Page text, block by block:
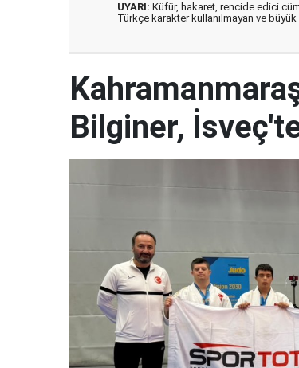
UYARI: Küfür, hakaret, rencide edici
Türkçe karakter kullanılmayan ve
Bilginer,